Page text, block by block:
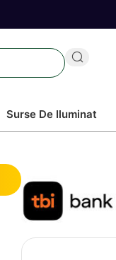
Surse De Iluminat